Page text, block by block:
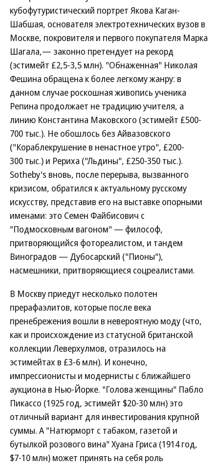
кубофутуристический портрет Якова Каган-
Шабшая, основателя электротехнических вузов в
Москве, покровителя и первого покупателя Марка
Шагала,— законно претендует на рекорд
(эстимейт £2,5-3,5 млн). "Обнаженная" Николая
Фешина обращена к более легкому жанру: в
данном случае роскошная живопись ученика
Репина продолжает не традицию учителя, а
линию Константина Маковского (эстимейт £500-
700 тыс.). Не обошлось без Айвазовского
("Кораблекрушение в ненастное утро", £200-
300 тыс.) и Рериха ("Льдины", £250-350 тыс.).
Sotheby's вновь, после перерыва, вызванного
кризисом, обратился к актуальному русскому
искусству, представив его на выставке опорными
именами: это Семен Файбисович с
"Подмосковным вагоном" — философ,
притворяющийся фотореалистом, и тандем
Виноградов — Дубосарский ("Пионы"),
насмешники, притворяющиеся соцреалистами.
В Москву приедут несколько полотен
прерафаэлитов, которые после века
пренебрежения вошли в невероятную моду (что,
как и происхождение из статусной британской
коллекции Леверхулмов, отразилось на
эстимейтах в £3-6 млн). И конечно,
импрессионисты и модернисты c ближайшего
аукциона в Нью-Йорке. "Голова женщины" Пабло
Пикассо (1925 год, эстимейт $20-30 млн) это
отличный вариант для инвестирования крупной
суммы. А "Натюрморт с табаком, газетой и
бутылкой розового вина" Хуана Гриса (1914 год,
$7-10 млн) может принять на себя роль